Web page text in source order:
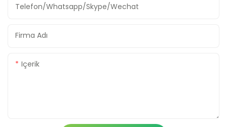
Telefon/whatsapp/skype/wechat
Firma Adı
Içerik